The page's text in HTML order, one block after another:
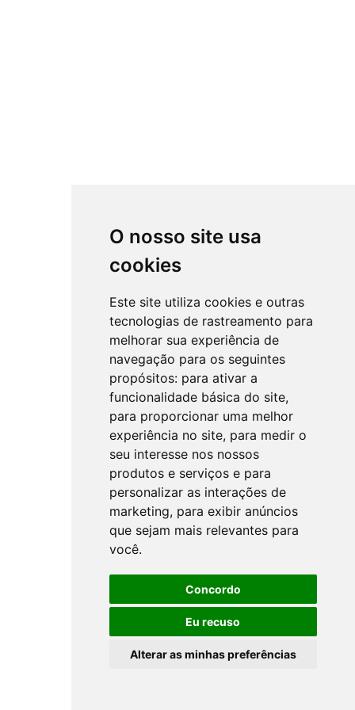
O nosso site usa
cookies
Este site utiliza cookies e outras
tecnologias de rastreamento para
melhorar sua experiência de
navegação para os seguintes
propósitos: para ativar a
funcionalidade básica do site,
para proporcionar uma melhor
experiência no site, para medir o
seu interesse nos nossos
produtos e serviços e para
personalizar as interações de
marketing, para exibir anúncios
que sejam mais relevantes para
você.
Concordo
Eu recuso
Alterar as minhas preferências